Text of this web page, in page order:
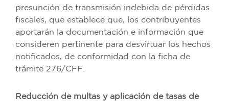
presunción de transmisión indebida de pérdidas
fiscales, que establece que, los contribuyentes
aportarán la documentación e información que
consideren pertinente para desvirtuar los hechos
notificados, de conformidad con la ficha de
trámite 276/CFF.
Reducción de multas y aplicación de tasas de